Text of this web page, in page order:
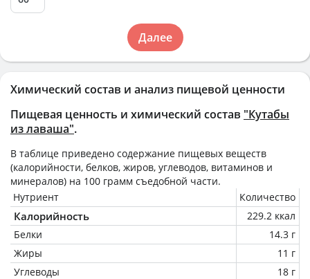
Химический состав и анализ пищевой ценности
Пищевая ценность и химический состав "Кутабы
из лаваша".
В таблице приведено содержание пищевых веществ
(калорийности, белков, жиров, углеводов, витаминов и
минералов) на 100 грамм съедобной части.
Нутриент
Количество
Калорийность
229.2 ккал
Белки
14.3 г
Жиры
11 г
Углеводы
18 г
Далее